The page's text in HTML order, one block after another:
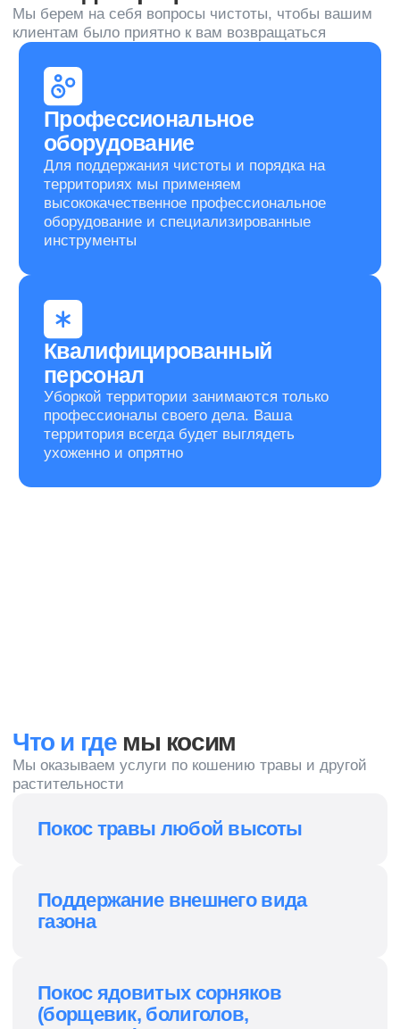
Что и гдемы косим
Мы оказываем услуги по кошению травы и другой
растительности
Покос травы любой высоты
Поддержание внешнего вида
газона
Покос ядовитых сорняков
(борщевик, болиголов,
циклахена)
нашему менеджеру
Отзывы
Мы ценим вас и в ответ благодарим всех